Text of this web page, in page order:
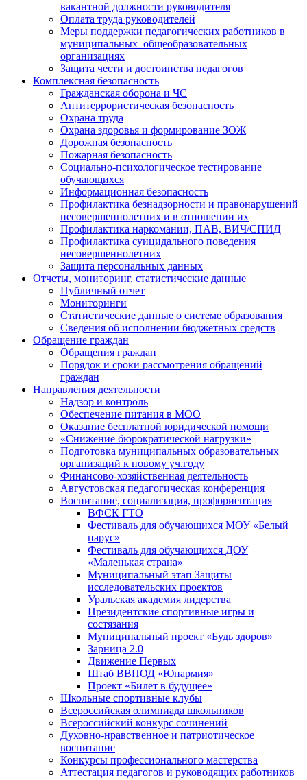
вакантной должности руководителя
Оплата труда руководителей
Меры поддержки педагогических работников в
муниципальных общеобразовательных
организациях
Защита чести и достоинства педагогов
Комплексная безопасность
Гражданская оборона и ЧС
Антитеррористическая безопасность
Охрана труда
Охрана здоровья и формирование ЗОЖ
Дорожная безопасность
Пожарная безопасность
Социально-психологическое тестирование
обучающихся
Информационная безопасность
Профилактика безнадзорности и правонарушений
несовершеннолетних и в отношении их
Профилактика наркомании, ПАВ, ВИЧ/СПИД
Профилактика суицидального поведения
несовершеннолетних
Защита персональных данных
Отчеты, мониторинг, статистические данные
Публичный отчет
Мониторинги
Статистические данные о системе образования
Сведения об исполнении бюджетных средств
Обращение граждан
Обращения граждан
Порядок и сроки рассмотрения обращений
граждан
Направления деятельности
Надзор и контроль
Обеспечение питания в МОО
Оказание бесплатной юридической помощи
«Снижение бюрократической нагрузки»
Подготовка муниципальных образовательных
организаций к новому уч.году
Финансово-хозяйственная деятельность
Августовская педагогическая конференция
Воспитание, социализация, профориентация
ВФСК ГТО
Фестиваль для обучающихся МОУ «Белый
парус»
Фестиваль для обучающихся ДОУ
«Маленькая страна»
Муниципальный этап Защиты
исследовательских проектов
Уральская академия лидерства
Президентские спортивные игры и
состязания
Муниципальный проект «Будь здоров»
Зарница 2.0
Движение Первых
Штаб ВВПОД «Юнармия»
Проект «Билет в будущее»
Школьные спортивные клубы
Всероссийская олимпиада школьников
Всероссийский конкурс сочинений
Духовно-нравственное и патриотическое
воспитание
Конкурсы профессионального мастерства
Аттестация педагогов и руководящих работников